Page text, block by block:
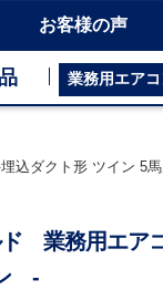
お客様の声
業務用エア
ダクト形 ツイン 5
業務用エア
-